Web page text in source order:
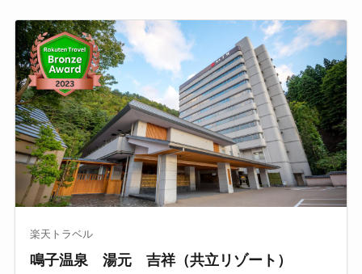
楽天トラベル
鳴子温泉 湯元 吉祥（共立リゾート）